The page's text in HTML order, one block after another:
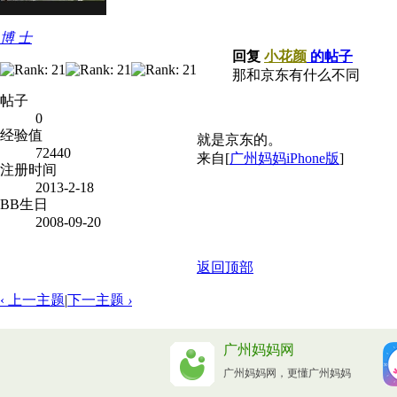
博 士
帖子
0
经验值
72440
注册时间
2013-2-18
BB生日
2008-09-20
回复 小花颜 的帖子
那和京东有什么不同
就是京东的。
来自[广州妈妈iPhone版]
返回顶部
‹ 上一主题|下一主题 ›
广州妈妈网
广州妈妈网，更懂广州妈妈